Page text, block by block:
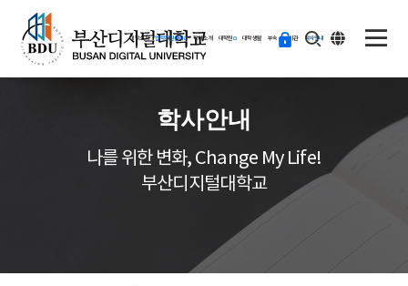
대학소개 입학지원센터 학과소개 대학원 대학생활 부속·부설기관 학사안내
등
ENG
학사안내
나를 위한 변화, Change My Life!
부산디지털대학교